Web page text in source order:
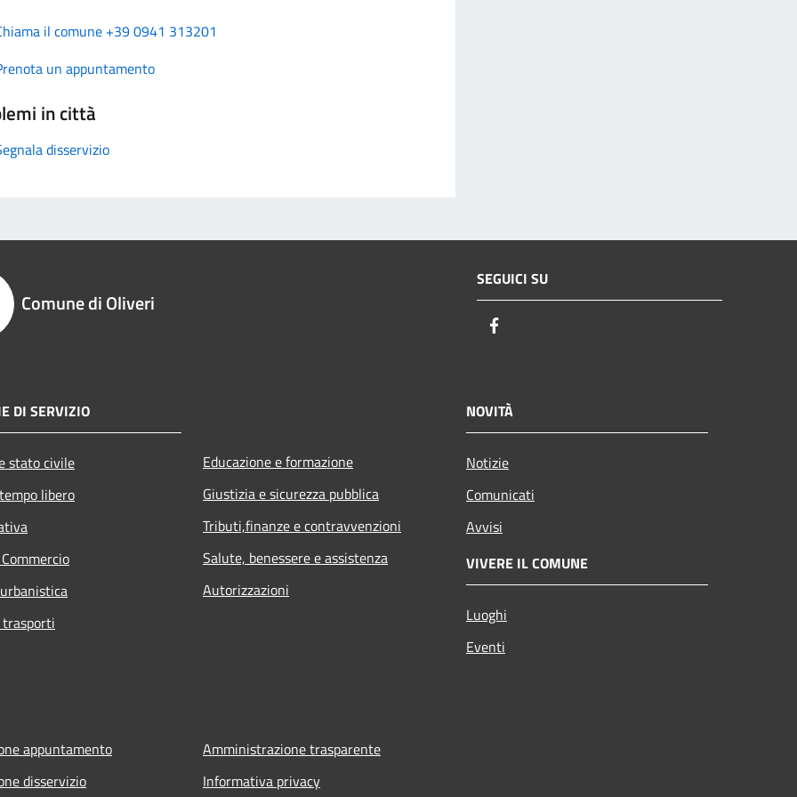
il comune +39 0941 313201
un appuntamento
in città
disservizio
Comune di Oliveri
SEGUICI SU
DI SERVIZIO
stato civile
libero
Educazione e formazione
Giustizia e sicurezza pubblica
Tributi,finanze e contravvenzioni
Salute, benessere e assistenza
Autorizzazioni
NOVITÀ
Notizie
Comunicati
Avvisi
VIVERE IL COMUNE
Luoghi
Eventi
appuntamento
disservizio
Amministrazione trasparente
Informativa privacy